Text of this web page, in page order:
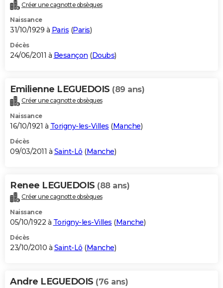
Créer une cagnotte obsèques
Naissance
31/10/1929 à Paris (Paris)
Décès
24/06/2011 à Besançon (Doubs)
Emilienne LEGUEDOIS (89 ans)
Créer une cagnotte obsèques
Naissance
16/10/1921 à Torigny-les-Villes (Manche)
Décès
09/03/2011 à Saint-Lô (Manche)
Renee LEGUEDOIS (88 ans)
Créer une cagnotte obsèques
Naissance
05/10/1922 à Torigny-les-Villes (Manche)
Décès
23/10/2010 à Saint-Lô (Manche)
Andre LEGUEDOIS (76 ans)